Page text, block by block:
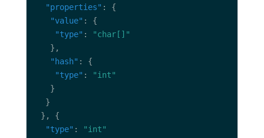
"properties"
"value"
"type" :
"char[]"
"hash"
"type" :
"int"
"type" :
"int"